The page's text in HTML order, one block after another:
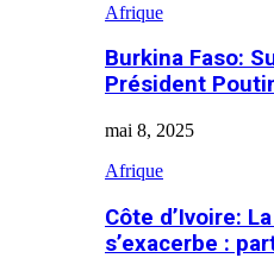
Afrique
Burkina Faso:
Président
mai 8, 2025
Afrique
Côte d’Ivoire:
s’exacerbe :